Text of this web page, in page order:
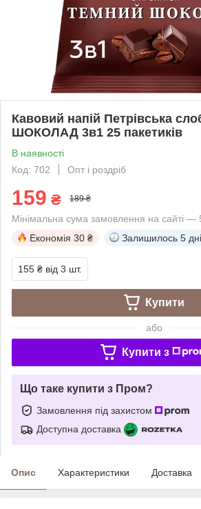
Кавовий напій Петрівська
ШОКОЛАД 3в1 25 пакетиків
В наявності
Код: 702
Опт і роздріб
159 ₴ 189 ₴
Мінімальна сума замовлення на сайті —
Економія 30 ₴ Залишилось 5
155 ₴ від 3 шт.
Купити
або
Купити з
Що таке купити з Пром?
Замовлення під захистом
Доступна доставка
Опис Характеристики Доставка